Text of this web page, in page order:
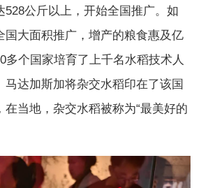
528公斤以上，开始全国推广。如
国大面积推广，增产的粮食惠及亿
多个国家培育了上千名水稻技术人
马达加斯加将杂交水稻印在了该国
当地，杂交水稻被称为“最美好的